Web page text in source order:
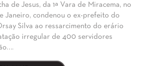
de Jesus, da 1ª Vara de Miracema, no
Janeiro, condenou o ex-prefeito do
Silva ao ressarcimento do erário
irregular de 400 servidores